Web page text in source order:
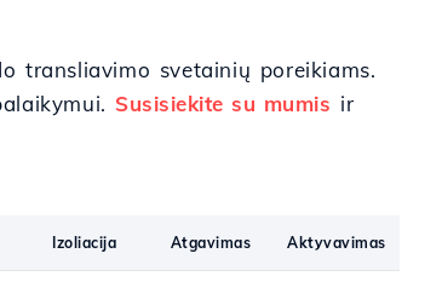
transliavimo svetainių poreikiams.
Susisiekite su mumis ir
Izoliacija Atgavimas Aktyvavimas